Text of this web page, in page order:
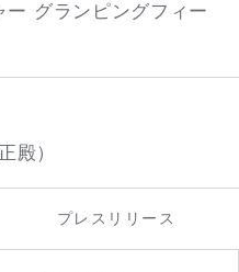
ー グランピングフィー
殿）
プレスリリース